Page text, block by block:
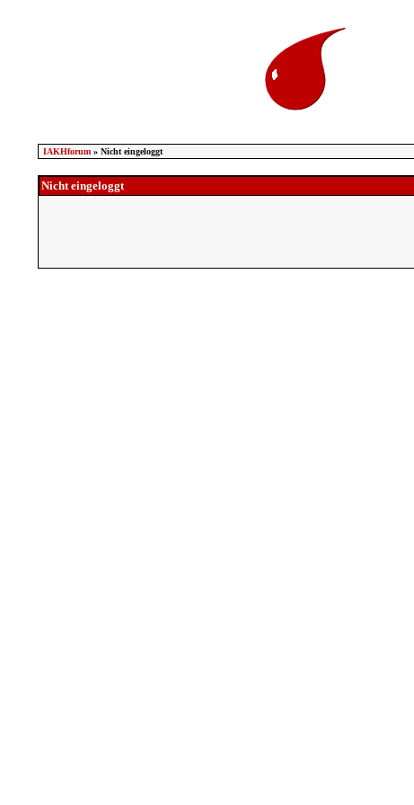
IAKHforum» Nicht eingeloggt
Nicht eingeloggt